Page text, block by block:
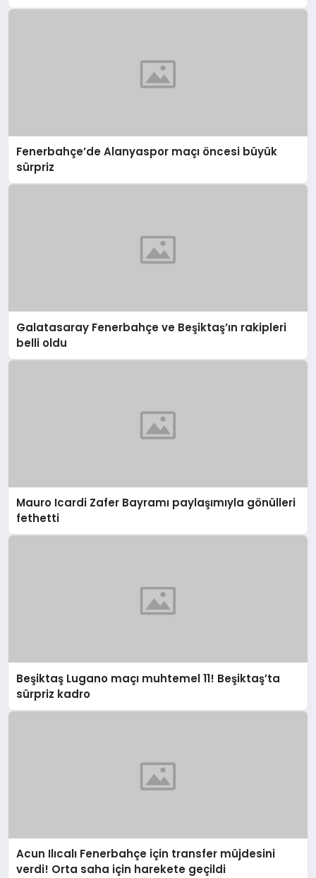
Fenerbahçe’de Alanyaspor maçı öncesi büyük
sürpriz
Galatasaray Fenerbahçe ve Beşiktaş’ın rakipleri
belli oldu
Mauro Icardi Zafer Bayramı paylaşımıyla gönülleri
fethetti
Beşiktaş Lugano maçı muhtemel 11! Beşiktaş’ta
sürpriz kadro
Acun Ilıcalı Fenerbahçe için transfer müjdesini
verdi! Orta saha için harekete geçildi